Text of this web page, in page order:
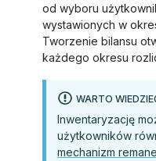
od wyboru
wystawionych w
Tworzenie bilansu
każdego okresu
WARTO
Inwentaryzację
użytkowników
mechanizm